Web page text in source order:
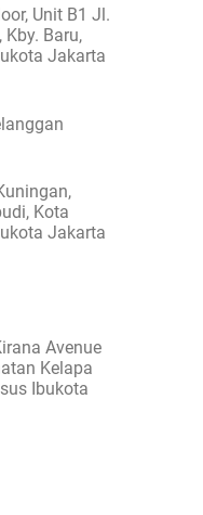
Unit B1 Jl.
Kby. Baru,
Jakarta
Kota
Jakarta
Avenue
Kelapa
Ibukota